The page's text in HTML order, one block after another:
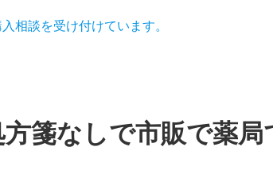
相談を受け付けています。
箋なしで市販で薬